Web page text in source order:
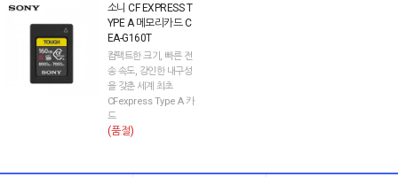
소니 CF EXPRESS T
YPE A 메모리카드 C
EA-G160T
컴팩트한 크기, 빠른 전
송 속도, 강인한 내구성
을 갖춘 세계 최초
CFexpress Type A 카
드
(품절)